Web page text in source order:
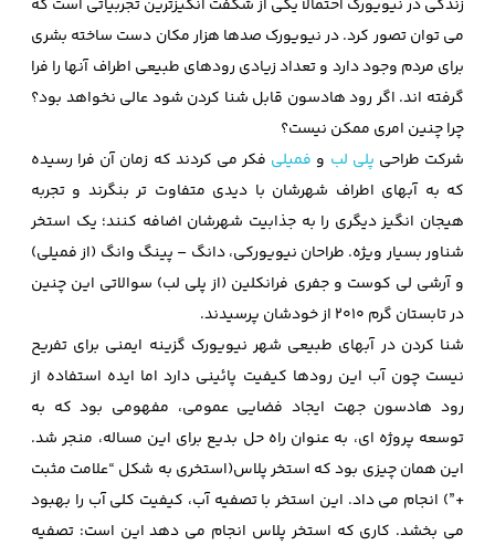
زندگی در نیویورک احتمالاً یکی از شگفت انگیزترین تجربیاتی است که
می توان تصور کرد. در نیویورک صدها هزار مکان دست ساخته بشری
برای مردم وجود دارد و تعداد زیادی رودهای طبیعی اطراف آنها را فرا
گرفته اند. اگر رود هادسون قابل شنا کردن شود عالی نخواهد بود؟
چرا چنین امری ممکن نیست؟
شرکت طراحی پلی لب و فمیلی فکر می کردند که زمان آن فرا رسیده
که به آبهای اطراف شهرشان با دیدی متفاوت تر بنگرند و تجربه
هیجان انگیز دیگری را به جذابیت شهرشان اضافه کنند؛ یک استخر
شناور بسیار ویژه. طراحان نیویورکی، دانگ – پینگ وانگ (از فمیلی)
و آرشی لی کوست و جفری فرانکلین (از پلی لب) سوالاتی این چنین
در تابستان گرم 2010 از خودشان پرسیدند.
شنا کردن در آبهای طبیعی شهر نیویورک گزینه ایمنی برای تفریح
نیست چون آب این رودها کیفیت پائینی دارد اما ایده استفاده از
رود هادسون جهت ایجاد فضایی عمومی، مفهومی بود که به
توسعه پروژه ای، به عنوان راه حل بدیع برای این مساله، منجر شد.
این همان چیزی بود که استخر پلاس(استخری به شکل “علامت مثبت
+”) انجام می داد. این استخر با تصفیه آب، کیفیت کلی آب را بهبود
می بخشد. کاری که استخر پلاس انجام می دهد این است: تصفیه